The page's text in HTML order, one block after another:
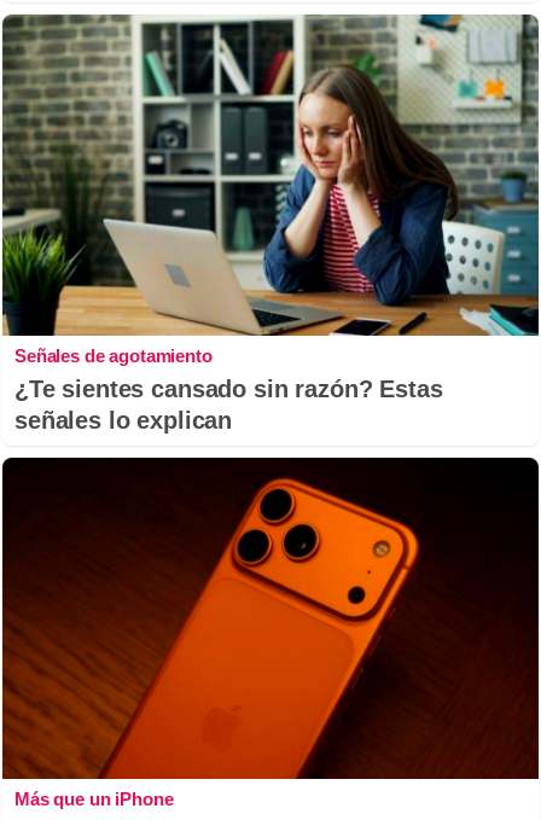
Señales de agotamiento
¿Te sientes cansado sin razón? Estas
señales lo explican
Más que un iPhone